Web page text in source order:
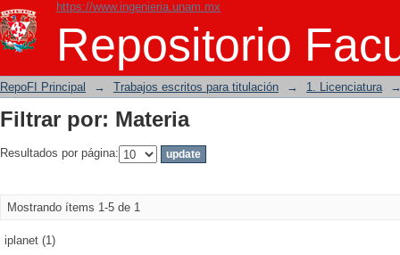
https://www.ingenieria.unam.mx
Repositorio
Filtrar por: Materia
RepoFI Principal → Trabajos escritos para titulación → 1. Licenciatura
Filtrar por: Materia
Resultados por página:
Mostrando ítems 1-5 de 1
iplanet (1)